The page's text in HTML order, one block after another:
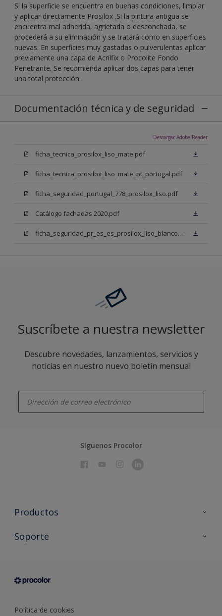
Si la superficie se encuentra en buenas condiciones, limpiar
y aplicar directamente Prosilox .Si la pintura antigua se
encuentra mal adherida, agrietada o desconchada, se
procederá a su eliminación y se tratará como en superficies
nuevas. En superficies muy gastadas o pulverulentas aplicar
previamente una capa de Acrilfix o Procolite Fondo
Penetrante. Se recomienda aplicar dos capas para tener
una total protección.
Documentación técnica y de seguridad
Descargar Adobe Reader
ficha_tecnica_prosilox_liso_mate.pdf
ficha_tecnica_prosilox_liso_mate_pt_portugal.pdf
ficha_seguridad_portugal_778_prosilox_liso.pdf
Catálogo fachadas 2020.pdf
ficha_seguridad_pr_es_es_prosilox_liso_blanco.pdf
Suscríbete a nuestra newsletter
Descubre novedades, lanzamientos, servicios y
noticias en nuestro nuevo boletín mensual
Síguenos Procolor
Productos
Todos los productos
Condiciones generales de venta
Soporte
Sobre Procolor
Política de cookies